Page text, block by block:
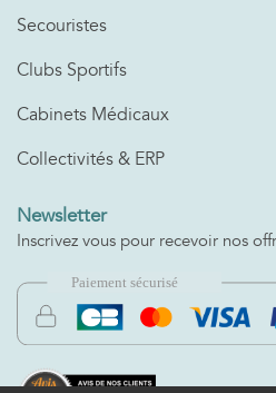
Secouristes
Clubs Sportifs
Cabinets Médicaux
Collectivités & ERP
Newsletter
Inscrivez vous pour recevoir nos